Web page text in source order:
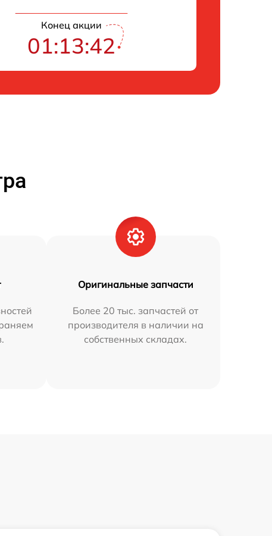
Конец акции
01:13:42
Оригинальные запчасти
Более 20 тыс. запчастей от
производителя в наличии на
собственных складах.